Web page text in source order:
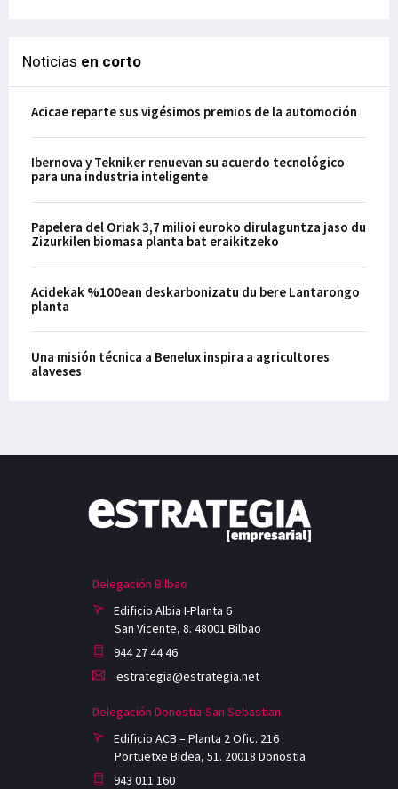
Noticias en corto
Acicae reparte sus vigésimos premios de la automoción
Ibernova y Tekniker renuevan su acuerdo tecnológico
para una industria inteligente
Papelera del Oriak 3,7 milioi euroko dirulaguntza jaso du
Zizurkilen biomasa planta bat eraikitzeko
Acidekak %100ean deskarbonizatu du bere Lantarongo
planta
Una misión técnica a Benelux inspira a agricultores
alaveses
Delegación Bilbao
Edificio Albia I-Planta 6
San Vicente, 8. 48001 Bilbao
944 27 44 46
estrategia@estrategia.net
Delegación Donostia-San Sebastian
Edificio ACB – Planta 2 Ofic. 216
Portuetxe Bidea, 51. 20018 Donostia
943 011 160